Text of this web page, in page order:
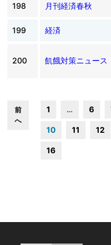
198 月刊経済春秋
199 経済
200 飢餓対策ニュース
前
へ
1 … 6
10 11 12
16